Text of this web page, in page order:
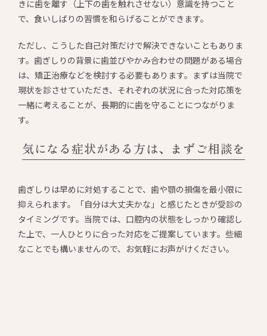
きに歯を離す（上下の歯を触れさせない）意識を持つこと
で、食いしばりの習慣を和らげることができます。
ただし、こうした自己対策だけで解決できないこともありま
す。歯ぎしりの背景に歯並びやかみ合わせの問題がある場合
は、矯正治療などを検討する必要もあります。まずは当院で
現状を診させていただき、それぞれの状況に合った対応策を
一緒に考えることが、長期的に歯を守ることにつながりま
す。
気になる症状がある方は、まずご相談を
歯ぎしりは早めに対処することで、歯や顎の損傷を最小限に
抑えられます。「自分は大丈夫かな」と感じたときが受診の
タイミングです。当院では、口腔内の状態をしっかり確認し
た上で、一人ひとりに合った対応をご提案しています。些細
なことでも構いませんので、お気軽にお声がけください。